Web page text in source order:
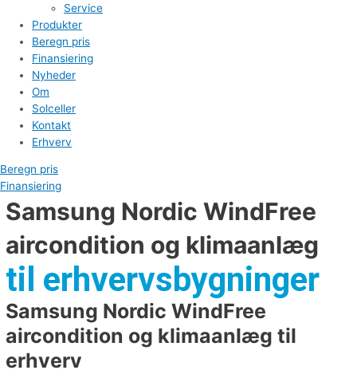
Service
Produkter
Beregn pris
Finansiering
Nyheder
Om
Solceller
Kontakt
Erhverv
Beregn pris
Finansiering
Samsung Nordic WindFree
aircondition og klimaanlæg
til erhvervsbygninger
Samsung Nordic WindFree
aircondition og klimaanlæg til
erhverv